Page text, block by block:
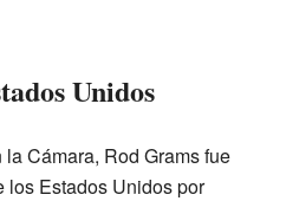
Unidos
Cámara, Rod Grams fue
los Estados Unidos por